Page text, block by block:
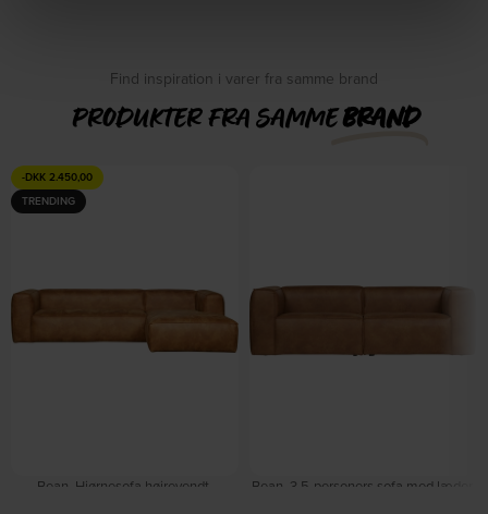
Find inspiration i varer fra samme brand
PRODUKTER FRA SAMMEBRAND
-DKK 2.450,00
TRENDING
Bean, Hjørnesofa højrevendt,
Bean, 3,5-personers sofa med læder,